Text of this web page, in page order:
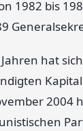
1982 bis
hat
2004